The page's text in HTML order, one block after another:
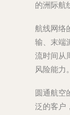
的洲际航
航线网络
输、末端
流时间从
风险能力。
圆通航空
泛的客户